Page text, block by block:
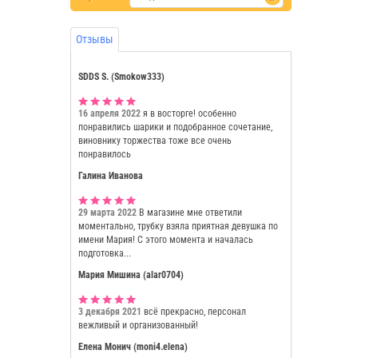
Отзывы
SDDS S. (Smokow333)
16 апреля 2022 я в восторге! особенно
понравились шарики и подобранное сочетание,
виновнику торжества тоже все очень
понравилось
Галина Иванова
29 марта 2022 В магазине мне ответили
моментально, трубку взяла приятная девушка по
имени Мария! С этого момента и началась
подготовка...
Мария Мишина (alar0704)
3 декабря 2021 всё прекрасно, персонал
вежливый и организованный!
Елена Монич (moni4.elena)